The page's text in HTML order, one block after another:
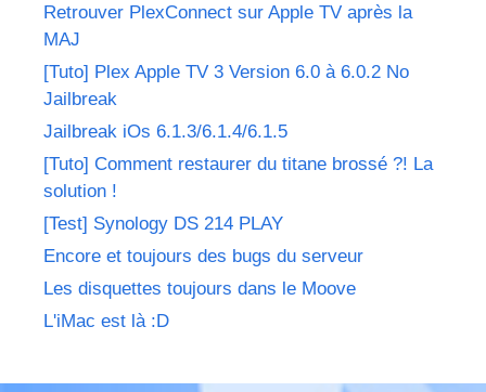
Retrouver PlexConnect sur Apple TV après la
MAJ
[Tuto] Plex Apple TV 3 Version 6.0 à 6.0.2 No
Jailbreak
Jailbreak iOs 6.1.3/6.1.4/6.1.5
[Tuto] Comment restaurer du titane brossé ?! La
solution !
[Test] Synology DS 214 PLAY
Encore et toujours des bugs du serveur
Les disquettes toujours dans le Moove
L'iMac est là :D